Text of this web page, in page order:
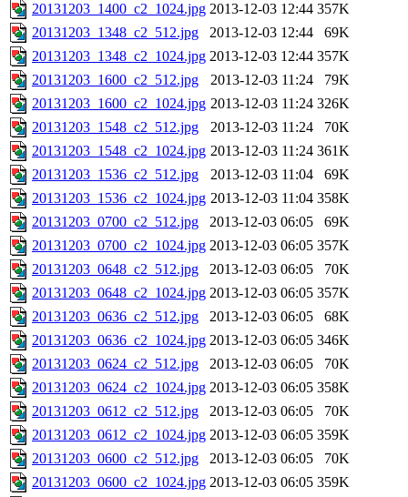
20131203_1400_c2_1024.jpg 2013-12-03 12:44 357K
20131203_1348_c2_512.jpg
2013-12-03 12:44
69K
20131203_1348_c2_1024.jpg 2013-12-03 12:44 357K
20131203_1600_c2_512.jpg
2013-12-03 11:24
79K
20131203_1600_c2_1024.jpg 2013-12-03 11:24 326K
20131203_1548_c2_512.jpg
2013-12-03 11:24
70K
20131203_1548_c2_1024.jpg 2013-12-03 11:24 361K
20131203_1536_c2_512.jpg
2013-12-03 11:04
69K
20131203_1536_c2_1024.jpg 2013-12-03 11:04 358K
20131203_0700_c2_512.jpg
2013-12-03 06:05
69K
20131203_0700_c2_1024.jpg 2013-12-03 06:05 357K
20131203_0648_c2_512.jpg
2013-12-03 06:05
70K
20131203_0648_c2_1024.jpg 2013-12-03 06:05 357K
20131203_0636_c2_512.jpg
2013-12-03 06:05
68K
20131203_0636_c2_1024.jpg 2013-12-03 06:05 346K
20131203_0624_c2_512.jpg
2013-12-03 06:05
70K
20131203_0624_c2_1024.jpg 2013-12-03 06:05 358K
20131203_0612_c2_512.jpg
2013-12-03 06:05
70K
20131203_0612_c2_1024.jpg 2013-12-03 06:05 359K
20131203_0600_c2_512.jpg
2013-12-03 06:05
70K
20131203_0600_c2_1024.jpg 2013-12-03 06:05 359K